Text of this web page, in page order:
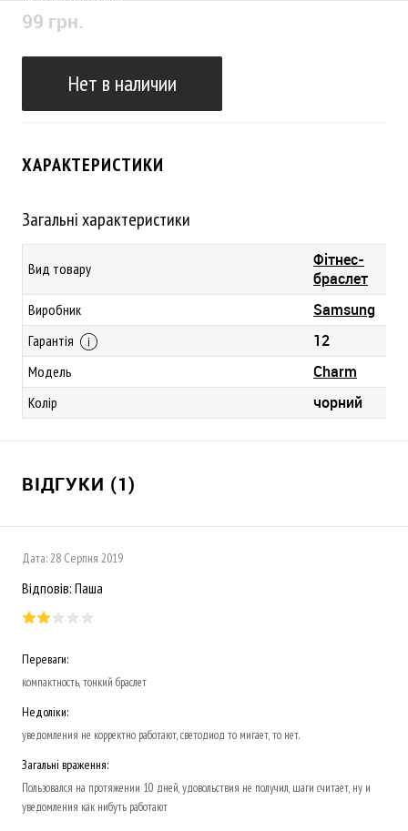
99 грн.
Нет в наличии
ХАРАКТЕРИСТИКИ
Загальні характеристики
Вид товару
Фітнес-
браслет
Виробник Samsung
Гарантія 12
Модель Charm
Колір чорний
ВІДГУКИ (1)
Дата:28 Серпня 2019
Відповів: Паша
Переваги:
компактность, тонкий браслет
Недоліки:
уведомления не корректно работают, светодиод то мигает, то нет.
Загальні враження:
Пользовался на протяжении 10 дней, удовольствия не получил, шаги считает, ну и
уведомления как нибуть работают